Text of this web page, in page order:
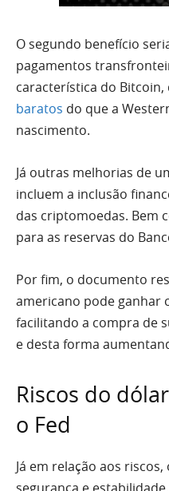
O segundo benefício
pagamentos
característica do Bitcoin,
baratos do que a
nascimento.
Já outras melhorias de
incluem a inclusão
das criptomoedas. Bem
para as reservas do
Por fim, o documento
americano pode ganhar
facilitando a compra de
e desta forma
Riscos do
o Fed
Já em relação aos